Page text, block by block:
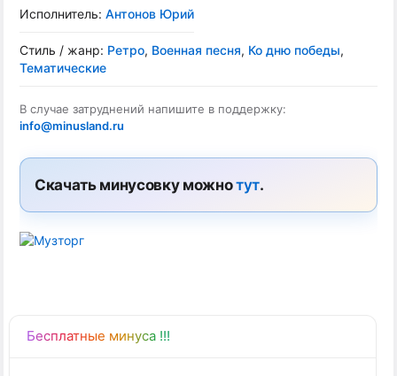
Бесплатные минуса !!!
Исполнитель: Антонов Юрий
Стиль / жанр: Ретро, Военная песня, Ко дню победы,
Тематические
В случае затруднений напишите в поддержку:
info@minusland.ru
Скачать минусовку можнотут.